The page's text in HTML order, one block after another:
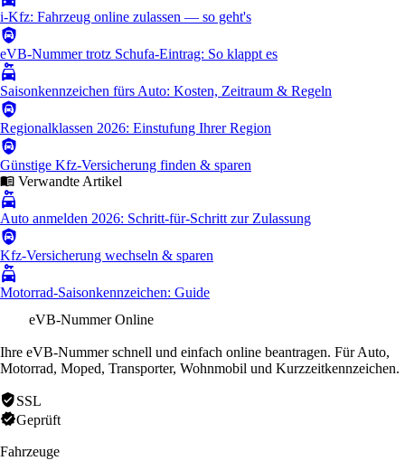
i-Kfz: Fahrzeug online zulassen — so geht's
eVB-Nummer trotz Schufa-Eintrag: So klappt es
Saisonkennzeichen fürs Auto: Kosten, Zeitraum & Regeln
Regionalklassen 2026: Einstufung Ihrer Region
Günstige Kfz-Versicherung finden & sparen
Verwandte Artikel
Auto anmelden 2026: Schritt-für-Schritt zur Zulassung
Kfz-Versicherung wechseln & sparen
Motorrad-Saisonkennzeichen: Guide
eVB-Nummer Online
Ihre eVB-Nummer schnell und einfach online beantragen. Für Auto,
Motorrad, Moped, Transporter, Wohnmobil und Kurzzeitkennzeichen.
SSL
Geprüft
Fahrzeuge